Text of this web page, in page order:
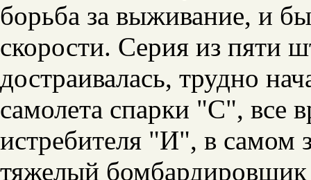
борьба за выживание, и
скорости. Серия из пяти
достраивалась, трудно
самолета спарки "С", все
истребителя "И", в самом
тяжелый бомбардировщик